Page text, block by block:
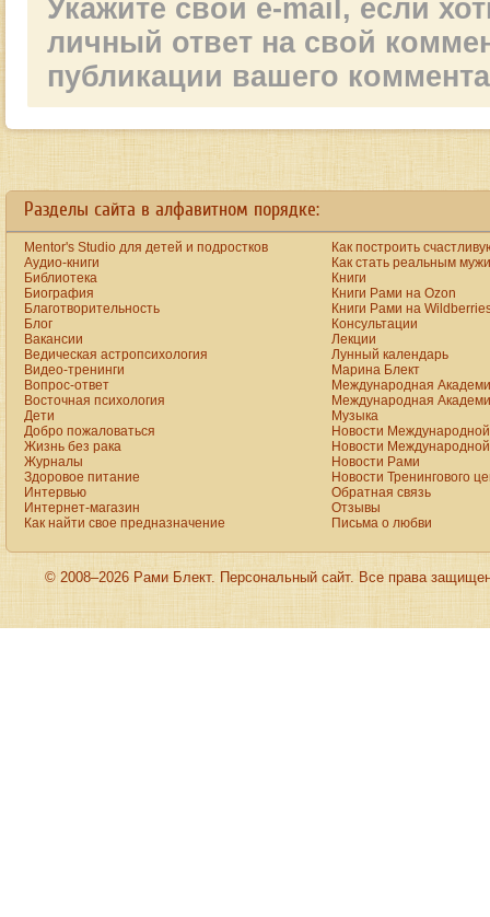
Укажите свой e-mail, если
личный ответ на свой
публикации вашего
the big ten started fees are raised yet unfortunately customers continues to be feel
Разделы сайта в алфавитном порядке:
Mentor's Studio для детей и подростков
Аудио-книги
Библиотека
Биография
Благотворительность
Блог
Вакансии
Ведическая астропсихология
Видео-тренинги
Вопрос-ответ
Восточная психология
Дети
Добро пожаловаться
Жизнь без рака
Журналы
Здоровое питание
Интервью
Интернет-магазин
Как найти свое предназначение
Как построить
Как стать реальным
Книги
Книги Рами на Ozon
Книги Рами на
Консультации
Лекции
Лунный календарь
Марина Блект
Международная
Международная
Музыка
Новости
Новости
Новости Рами
Новости Тренингового
Обратная связь
Отзывы
Письма о любви
© 2008–2026 Рами Блект. Персональный сайт. Все права